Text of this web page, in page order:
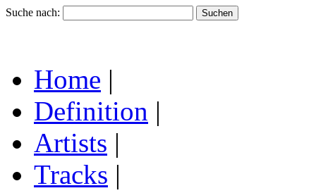
Suche nach:
Home |
Definition |
Artists |
Tracks |